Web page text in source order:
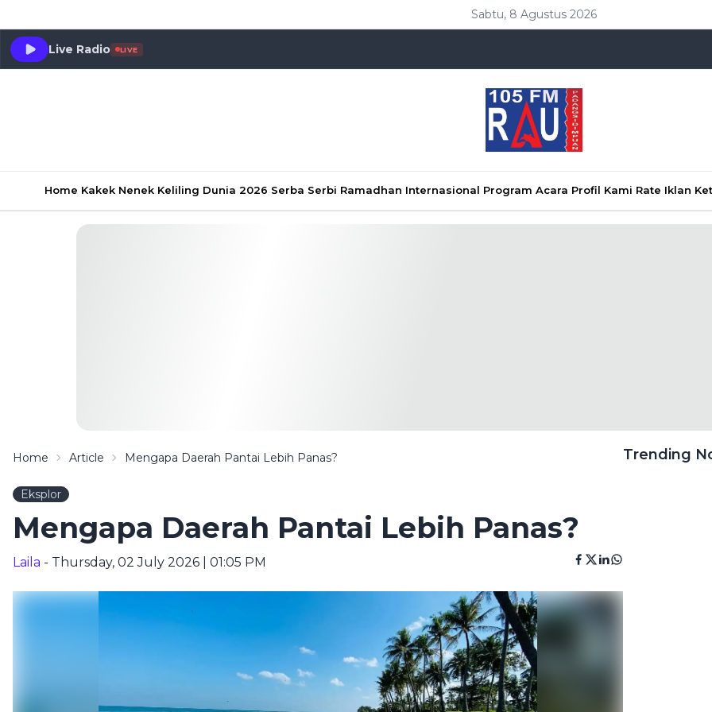
Sabtu, 8 Agustus 2026
Live Radio LIVE
Home Kakek Nenek Keliling Dunia 2026 Serba Serbi Ramadhan Internasional Program Acara Profil Kami Rate Iklan
Home Article Mengapa Daerah Pantai Lebih Panas?
Eksplor
Mengapa Daerah Pantai Lebih Panas?
Laila - Thursday, 02 July 2026 | 01:05 PM
Trending